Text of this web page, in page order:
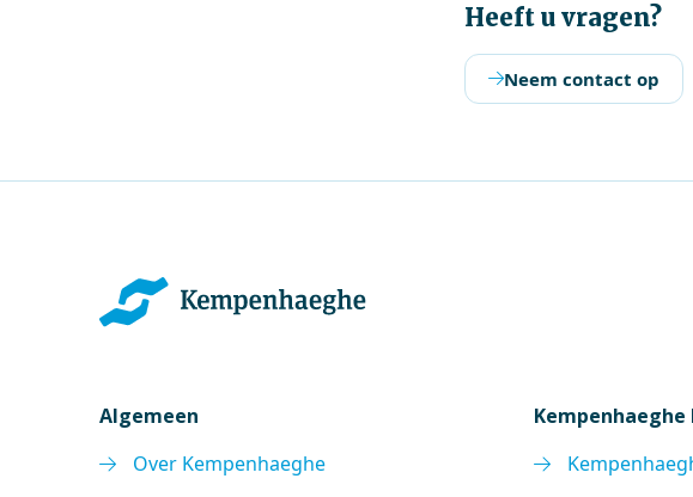
Heeft u vragen?
Neem contact op
Algemeen
Over Kempenhaeghe